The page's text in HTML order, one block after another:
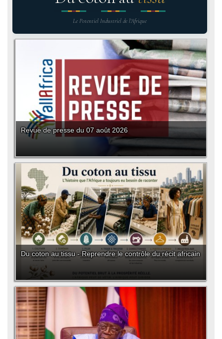
Le Potentiel Industriel de l'Afrique
Revue de presse du 07 août 2026
Du coton au tissu - Reprendre le contrôle du récit africain